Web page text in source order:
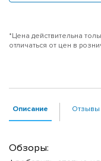
*Цена действительна
отличаться от цен в
Описание Отзывы
Обзоры: